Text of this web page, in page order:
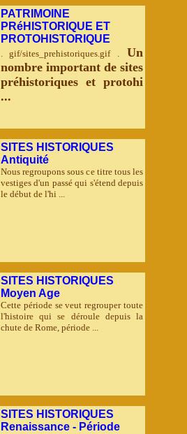
PATRIMOINE
PRéHISTORIQUE ET
PROTOHISTORIQUE
. gif/sites_prehistoriques.gif .Un
nombre important de sites
préhistoriques et protohi
...
SITES HISTORIQUES
Antiquité
Nous regroupons sous ce titre tous les
vestiges d'un passé qui s'étend depuis
le début de l'hi ...
SITES HISTORIQUES
Moyen Age
Cette période se veut regrouper toute
l'histoire qui se déroule depuis la
chute de Rome, période ...
SITES HISTORIQUES
Renaissance - Période